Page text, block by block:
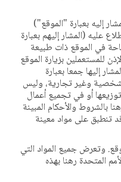
إليه بعبارة "الموقع")
عليه (المشار إليهم بعبارة
في الموقع ذات طبيعة
للمستعملين بزيارة الموقع
إليها جمعا بعبارة
وغير تجارية، وليس
أو في تجميع أعمال
بالشروط والأحكام المبينة
تنطبق على مواد معينة
وتعرض جميع المواد التي
المتحدة رهنا بهذه